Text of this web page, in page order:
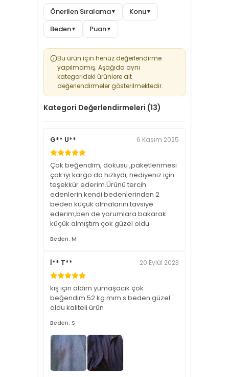
Poliklinikler
Laboratuvar ve görüntüleme birimleri
Kurum içi resmi görevler
Beden Bilgisi
Standart unisex kalıbı sayesinde kendi bedeninizi tercih
edebilirsiniz. Rahat kullanım için esnek yapıdadır.
sağlık bakanlığı kıyafet yönetmeliği, sağlık bakanlığı logolu
polar, kırmızı sağlık personeli poları, unisex sağlıkçı poları,
fermuarlı sağlık poları, hemşire poları, sağlık çalışanı poları,
hemşire kıyafeti, doktor poları, laboratuvar personeli poları,
acil servis poları, sağlık kurumu kıyafeti, fleece polar sağlık,
kışlık sağlık personeli kıyafeti, sağlık bakanlığı arma polar
Önerilen Sıralama▼ Konu▼
Beden▼ Puan▼
Bu ürün için henüz değerlendirme
yapılmamış. Aşağıda aynı
kategorideki ürünlere ait
değerlendirmeler gösterilmektedir.
Kategori Değerlendirmeleri (13)
G** U** 6 Kasım 2025
Çok beğendim, dokusu ,paketlenmesi
çok iyi kargo da hızlıydı, hediyeniz için
teşekkür ederim.Ürünü tercih
edenlerin kendi bedenlerinden 2
beden küçük almalarını tavsiye
ederim,ben de yorumlara bakarak
küçük almıştım çok güzel oldu
Beden: M
İ** T** 20 Eylül 2023
kış için aldım yumaşacık çok
beğendim 52 kg mım s beden güzel
oldu kaliteli ürün
Beden: S